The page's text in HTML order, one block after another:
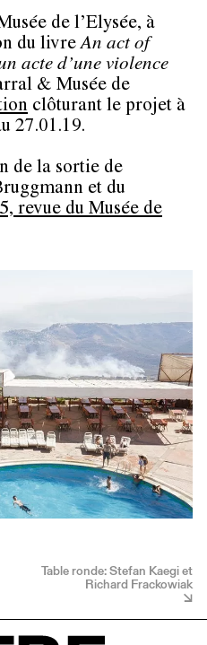
de l’Elysée, à
du livreAn act of
acte d’une violence
& Musée de
clôturant le projet à
27.01.19.
de la sortie de
et du
revue du Musée de
Table ronde: Stefan Kaegi et
Richard Frackowiak